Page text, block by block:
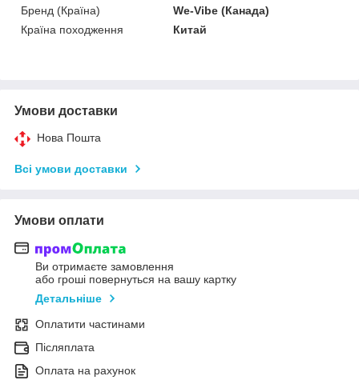
Бренд (Країна)
We-Vibe (Канада)
Країна походження
Китай
Умови доставки
Нова Пошта
Всі умови доставки
Умови оплати
Ви отримаєте замовлення
або гроші повернуться на вашу картку
Детальніше
Оплатити частинами
Післяплата
Оплата на рахунок